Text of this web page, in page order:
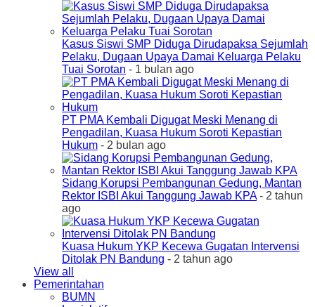
Kasus Siswi SMP Diduga Dirudapaksa Sejumlah
Pelaku, Dugaan Upaya Damai Keluarga Pelaku
Tuai Sorotan - 1 bulan ago
PT PMA Kembali Digugat Meski Menang di
Pengadilan, Kuasa Hukum Soroti Kepastian
Hukum - 2 bulan ago
Sidang Korupsi Pembangunan Gedung, Mantan
Rektor ISBI Akui Tanggung Jawab KPA- 2 tahun
ago
Kuasa Hukum YKP Kecewa Gugatan Intervensi
Ditolak PN Bandung - 2 tahun ago
View all
Pemerintahan
BUMN